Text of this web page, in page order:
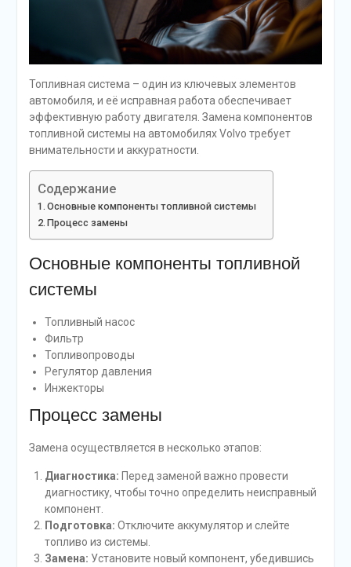
Топливная система – один из ключевых элементов
автомобиля, и её исправная работа обеспечивает
эффективную работу двигателя. Замена компонентов
топливной системы на автомобилях Volvo требует
внимательности и аккуратности.
Содержание
Основные компоненты топливной системы
Процесс замены
Основные компоненты топливной
системы
Топливный насос
Фильтр
Топливопроводы
Регулятор давления
Инжекторы
Процесс замены
Замена осуществляется в несколько этапов:
Диагностика: Перед заменой важно провести
диагностику, чтобы точно определить неисправный
компонент.
Подготовка: Отключите аккумулятор и слейте
топливо из системы.
Замена: Установите новый компонент, убедившись